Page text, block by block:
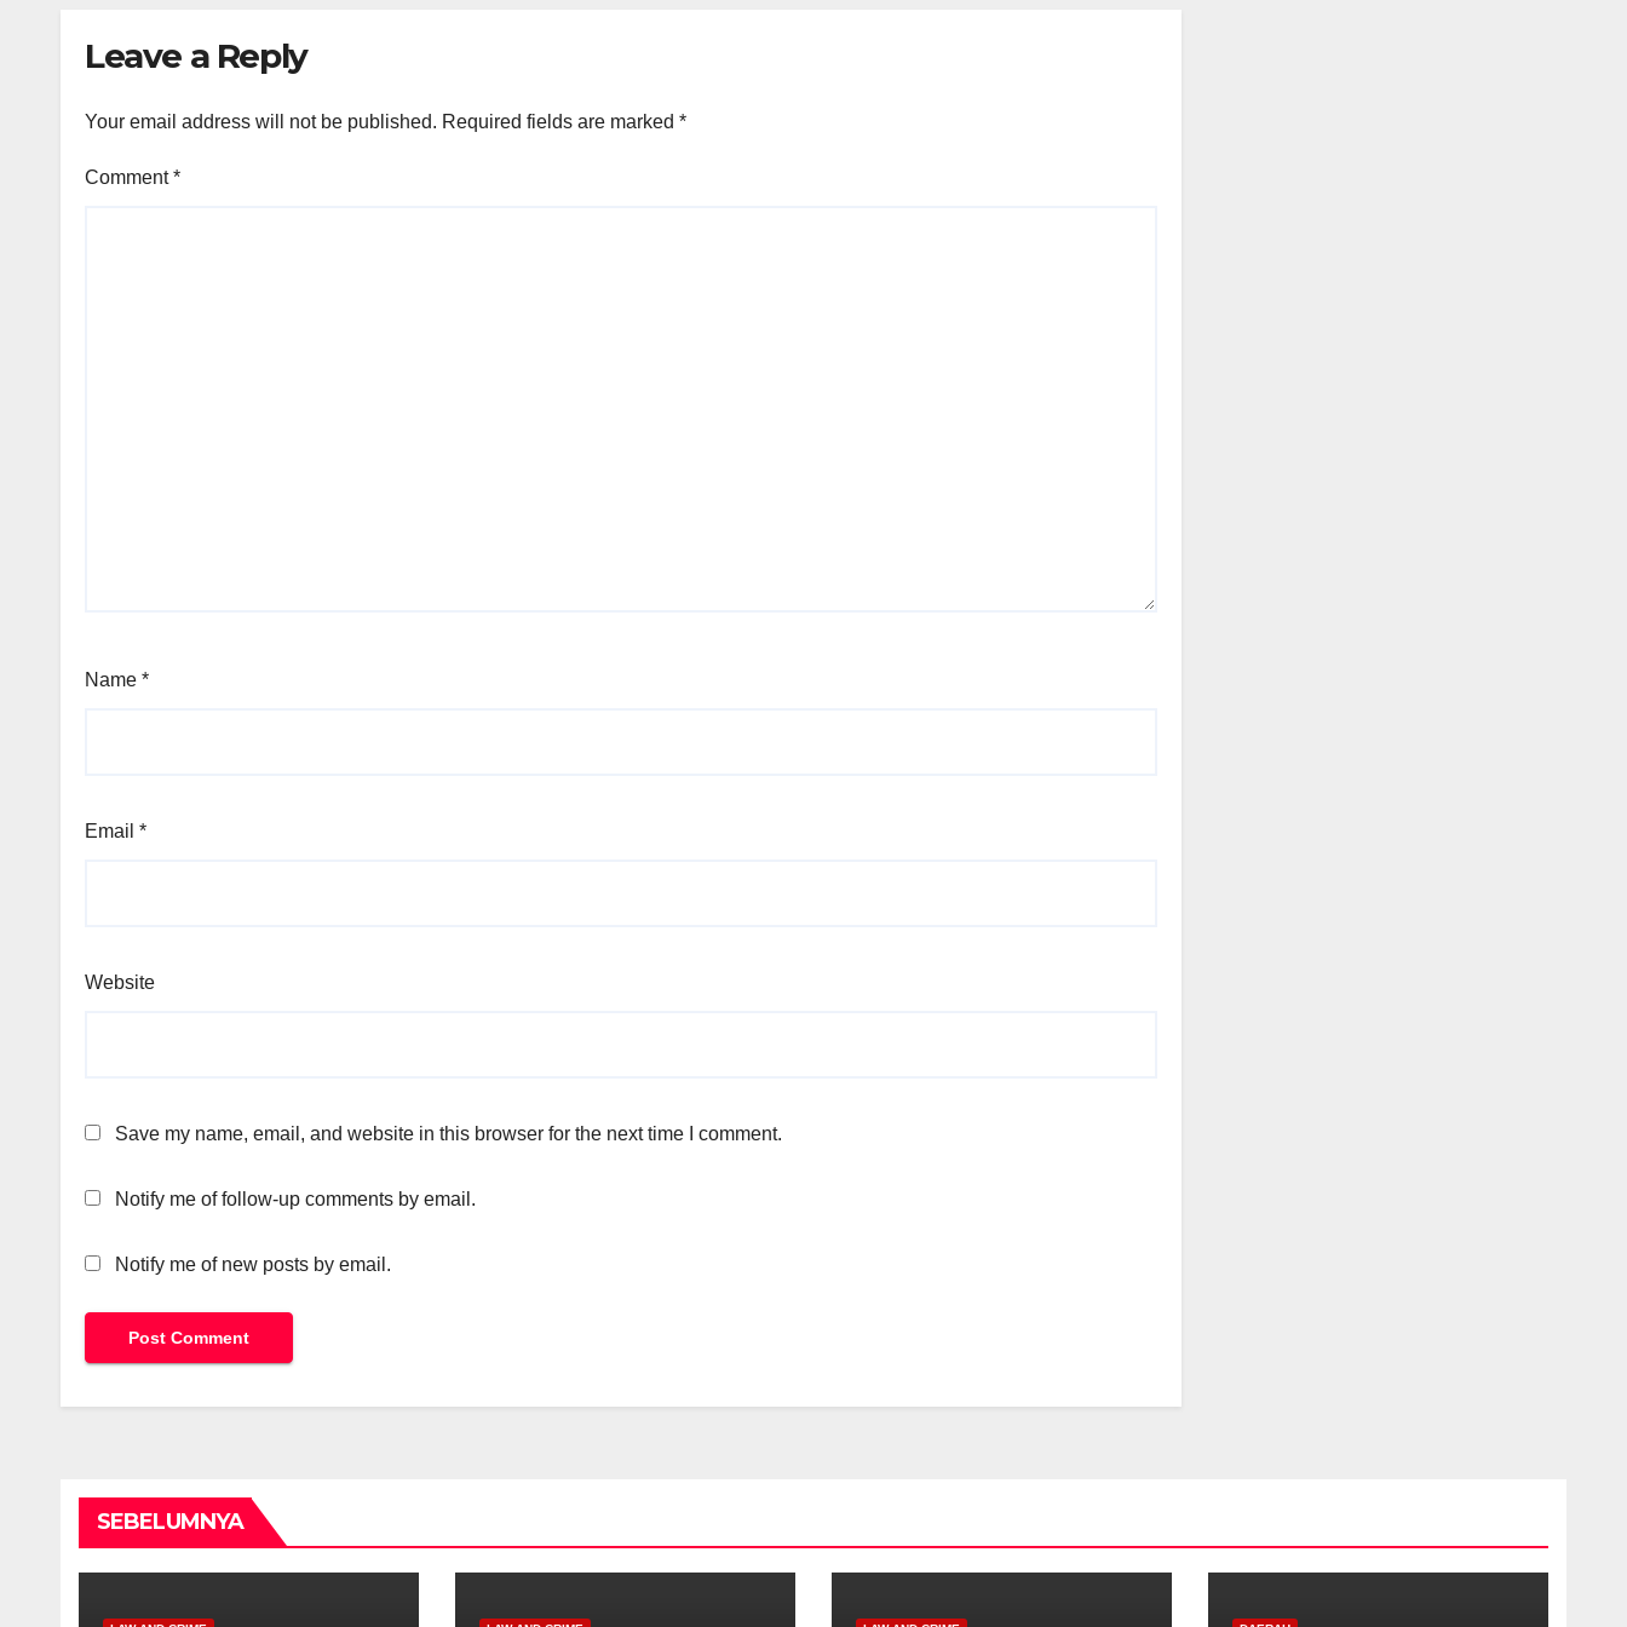
Menyeluruh
Leave a Reply
Your email address will not be published. Required fields are marked *
Comment*
Name *
Email *
Website
Save my name, email, and website in this browser for the next time I comment.
Notify me of follow-up comments by email.
Notify me of new posts by email.
SEBELUMNYA